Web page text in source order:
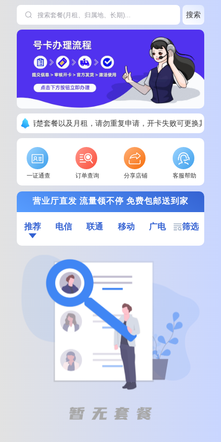
搜索
单请看清楚套餐以及月租，请勿重复申请，开卡失败可更换其他
一证通查 订单查询 分享店铺 客服帮助
营业厅直发 流量领不停 免费包邮送到家
推荐 电信 联通 移动 广电 筛选